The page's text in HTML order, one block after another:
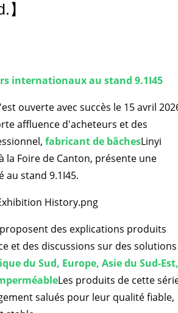
internationaux au stand 9.1I45
ouverte avec succès le 15 avril
affluence d'acheteurs et des
fabricant de bâchesLinyi
la Foire de Canton, présente une
stand 9.1I45.
des explications produits
et des discussions sur des solutions
du Sud, Europe, Asie du Sud-Est,
Les produits de cette
salués pour leur qualité fiable,